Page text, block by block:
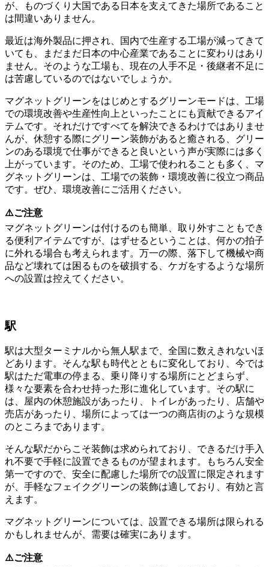
が、ものづくり大国である日本を支えてきた場所であること
は間違いありません。
最近は海外製品に押され、国内で生産する工場が減ってきて
いても、まだまだ日本の中心産業であることに変わりはあり
ません。そのような工場も、現在の人手不足・後継者不足に
は苦慮しているのではないでしょうか。
マグネットグリーンをはじめとするグリーンモードは、工場
での環境改善や生産性向上といったことにも貢献できるアイ
テムです。それだけですべてを解決できるわけではありませ
んが、休憩する際にグリーン装飾があると癒される、グリー
ンのある環境で仕事ができると良いという声が実際には多く
上がっています。そのため、工場で使われることも多く、マ
グネットグリーンは、工場での装飾・環境改善に役立つ商品
です。ぜひ、環境改善にご活用ください。
⚠️ご注意
マグネットグリーンは付けるのも簡単、取り外すこともでき
る便利アイテムですが、はずせるということは、何かの拍子
に外れる場合も考えられます。万一の際、落下して機械や商
品など壊れては困るものを破損する、ケガをするような場所
への設置は控えてください。
駅
駅は大型ターミナルから無人駅まで、全国に数えきれないほ
どあります。そんな駅も時代とともに変化しており、今では
駅はただ電車の停まる、乗り降りする場所にとどまらず、
様々な要素を合わせ持った形に進化しています。その駅に
は、屋内の休憩施設があったり、トイレがあったり、店舗や
売店があったり、場所によっては一つの商店街のような規模
のところまであります。
そんな駅だからこそ装飾は求められており、できるだけ手入
れ不要で手軽に設置できるものが望まれます。もちろん安全
第一ですので、安全に配慮した場所での設置に限定されます
が、手軽なフェイクグリーンの装飾は適しており、有効と言
えます。
マグネットグリーンについては、設置できる場所は限られる
かもしれませんが、需要は確実にあります。
⚠️ご注意